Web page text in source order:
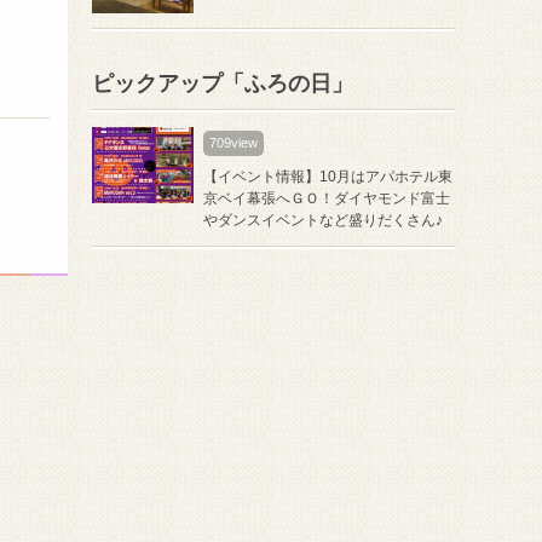
ピックアップ「ふろの日」
709view
【イベント情報】10月はアパホテル東
京ベイ幕張へＧＯ！ダイヤモンド富士
やダンスイベントなど盛りだくさん♪